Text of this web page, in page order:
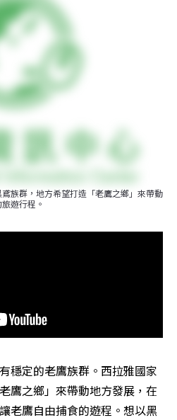
族群，地方希望打造「老鷹之鄉」來帶動
遊行程。
穩定的老鷹族群。西拉雅國家
鷹之鄉」來帶動地方發展，在
老鷹自由捕食的遊程。想以黑